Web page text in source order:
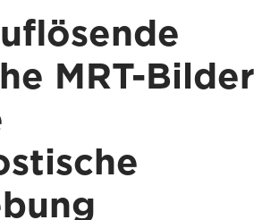
MRT-Bilder